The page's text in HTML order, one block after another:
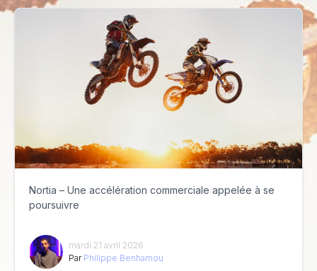
Nortia – Une accélération commerciale appelée à se
poursuivre
mardi 21 avril 2026
Par Philippe Benhamou